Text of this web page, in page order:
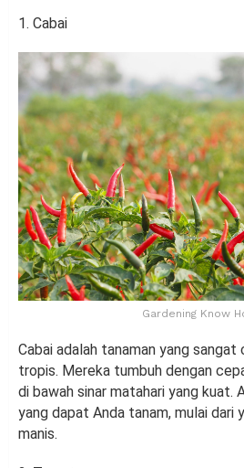
1. Cabai
Gardening Know
Cabai adalah tanaman yang
tropis. Mereka tumbuh dengan
di bawah sinar matahari yang kuat.
yang dapat Anda tanam, mulai dari
manis.